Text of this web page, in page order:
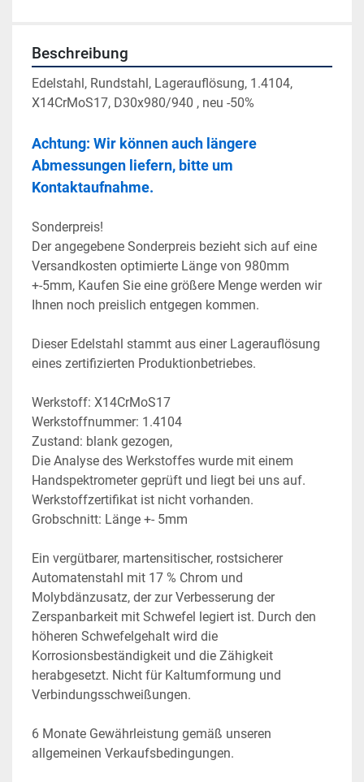
Beschreibung
Edelstahl, Rundstahl, Lagerauflösung, 1.4104,
X14CrMoS17, D30x980/940 , neu -50%
Achtung: Wir können auch längere
Abmessungen liefern, bitte um
Kontaktaufnahme.
Sonderpreis!
Der angegebene Sonderpreis bezieht sich auf eine
Versandkosten optimierte Länge von 980mm
+-5mm, Kaufen Sie eine größere Menge werden wir
Ihnen noch preislich entgegen kommen.
Dieser Edelstahl stammt aus einer Lagerauflösung
eines zertifizierten Produktionbetriebes.
Werkstoff: X14CrMoS17
Werkstoffnummer: 1.4104
Zustand: blank gezogen,
Die Analyse des Werkstoffes wurde mit einem
Handspektrometer geprüft und liegt bei uns auf.
Werkstoffzertifikat ist nicht vorhanden.
Grobschnitt: Länge +- 5mm
Ein vergütbarer, martensitischer, rostsicherer
Automatenstahl mit 17 % Chrom und
Molybdänzusatz, der zur Verbesserung der
Zerspanbarkeit mit Schwefel legiert ist. Durch den
höheren Schwefelgehalt wird die
Korrosionsbeständigkeit und die Zähigkeit
herabgesetzt. Nicht für Kaltumformung und
Verbindungsschweißungen.
6 Monate Gewährleistung gemäß unseren
allgemeinen Verkaufsbedingungen.